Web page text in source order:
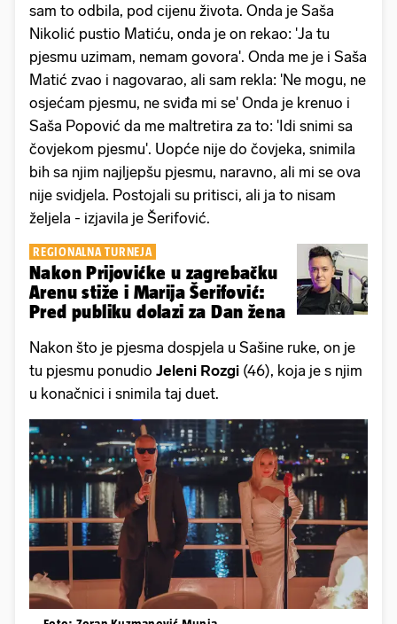
sam to odbila, pod cijenu života. Onda je Saša
Nikolić pustio Matiću, onda je on rekao: 'Ja tu
pjesmu uzimam, nemam govora'. Onda me je i Saša
Matić zvao i nagovarao, ali sam rekla: 'Ne mogu, ne
osjećam pjesmu, ne sviđa mi se' Onda je krenuo i
Saša Popović da me maltretira za to: 'Idi snimi sa
čovjekom pjesmu'. Uopće nije do čovjeka, snimila
bih sa njim najljepšu pjesmu, naravno, ali mi se ova
nije svidjela. Postojali su pritisci, ali ja to nisam
željela - izjavila je Šerifović.
REGIONALNA TURNEJA
Nakon Prijovićke u zagrebačku
Arenu stiže i Marija Šerifović:
Pred publiku dolazi za Dan žena
Nakon što je pjesma dospjela u Sašine ruke, on je
tu pjesmu ponudio Jeleni Rozgi (46), koja je s njim
u konačnici i snimila taj duet.